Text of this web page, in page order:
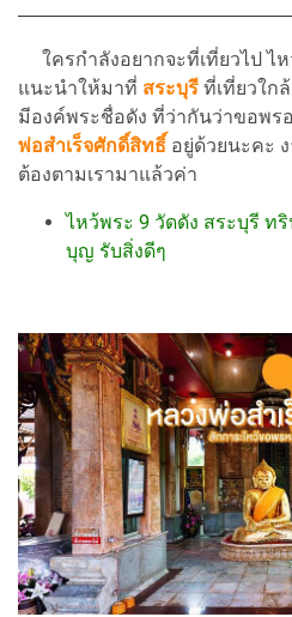
ใครกำลังอยากจะที่เที่ยวไป ไ
แนะนำให้มาที่ สระบุรี ที่เที่ยวใก
มีองค์พระชื่อดัง ที่ว่ากันว่าขอพร
พ่อสำเร็จศักดิ์สิทธิ์ อยู่ด้วยนะคะ
ต้องตามเรามาแล้วค่า
ไหว้พระ 9 วัดดัง สระบุรี ทริ
บุญ รับสิ่งดีๆ